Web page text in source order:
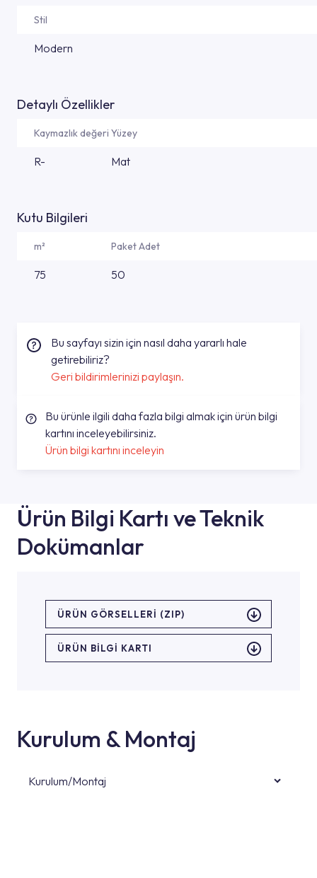
Stil
Modern
Detaylı Özellikler
Kaymazlık değeri Yüzey
R- Mat
Kutu Bilgileri
m² Paket Adet
75 50
Bu sayfayı sizin için nasıl daha yararlı hale
getirebiliriz?
Geri bildirimlerinizi paylaşın.
Bu ürünle ilgili daha fazla bilgi almak için ürün bilgi
kartını inceleyebilirsiniz.
Ürün bilgi kartını inceleyin
Ürün Bilgi Kartı ve Teknik
Dokümanlar
ÜRÜN GÖRSELLERI (ZIP)
ÜRÜN BILGI KARTI
Kurulum & Montaj
Kurulum/Montaj